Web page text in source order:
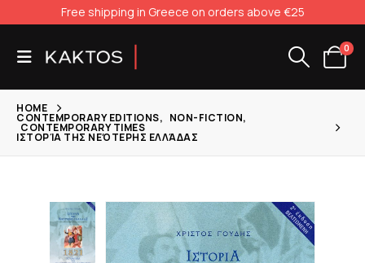
Free shipping in Greece on orders above €25
0
HOME
CONTEMPORARY EDITIONS, NON-FICTION,
CONTEMPORARY TIMES
ΙΣΤΟΡΊΑ ΤΗΣ ΝΕΌΤΕΡΗΣ ΕΛΛΆΔΑΣ